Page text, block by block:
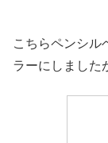
こちらペンシル
ラーにしました